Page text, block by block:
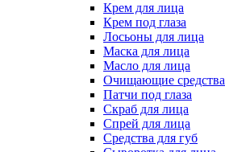
Крем для лица
Крем под глаза
Лосьоны для лица
Маска для лица
Масло для лица
Очищающие средства
Патчи под глаза
Скраб для лица
Спрей для лица
Средства для губ